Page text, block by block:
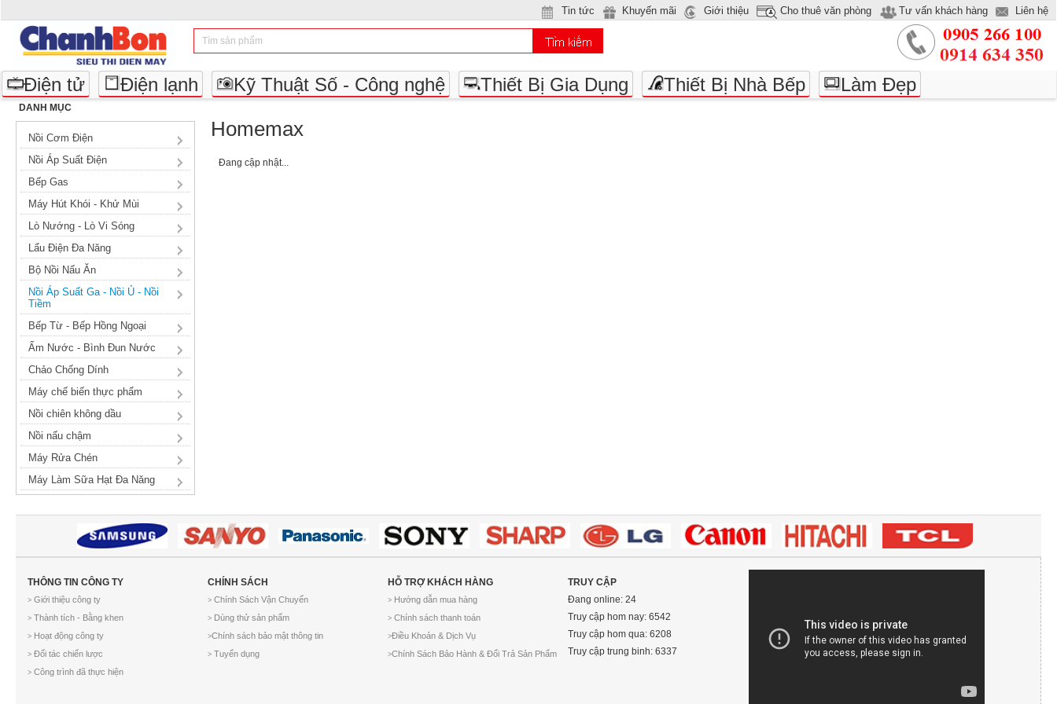
Liên hệ
Tin tức Khuyến mãi Giới thiệu Cho thuê văn phòng Tư vấn khách hàng
Điện tử Điện lạnh Kỹ Thuật Số - Công nghệ Thiết Bị Gia Dụng Thiết Bị Nhà Bếp Làm Đẹp
DANH MỤC
Nồi Cơm Điện
Nồi Áp Suất Điện
Bếp Gas
Máy Hút Khói - Khử Mùi
Lò Nướng - Lò Vi Sóng
Lẩu Điện Đa Năng
Bộ Nồi Nấu Ăn
Nồi Áp Suất Ga - Nồi Ủ - Nồi
Tiềm
Bếp Từ - Bếp Hồng Ngoại
Ấm Nước - Bình Đun Nước
Chảo Chống Dính
Máy chế biến thực phẩm
Nồi chiên không dầu
Nồi nấu chậm
Máy Rửa Chén
Máy Làm Sữa Hạt Đa Năng
Homemax
Đang cập nhật...
THÔNG TIN CÔNG TY
> Giới thiệu công ty
> Thành tích - Bằng khen
> Hoạt động công ty
> Đối tác chiến lược
> Công trình đã thực hiện
CHÍNH SÁCH
> Chính Sách Vận Chuyển
> Dùng thử sản phẩm
>Chính sách bảo mật thông tin
> Tuyển dụng
HỖ TRỢ KHÁCH HÀNG
> Hướng dẫn mua hàng
> Chính sách thanh toán
>Điều Khoản & Dịch Vụ
>Chính Sách Bảo Hành & Đổi Trả Sản Phẩm
TRUY CẬP
Đang online: 24
Truy cập hom nay: 6542
Truy cập hom qua: 6208
Truy cập trung binh: 6337